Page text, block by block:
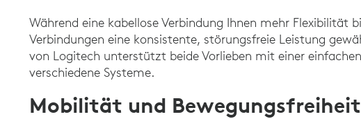
Während eine kabellose Verbindung Ihnen mehr Flexibilität
Verbindungen eine konsistente, störungsfreie Leistung
von Logitech unterstützt beide Vorlieben mit einer
verschiedene Systeme.
Mobilität und Bewegungsfreiheit